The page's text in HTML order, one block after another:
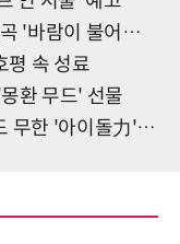
불어오고' 발표
평 속 성료
환 무드' 선물
한 '아이돌力' 발산